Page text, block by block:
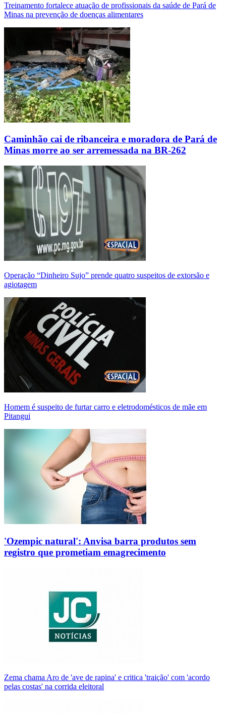
Treinamento fortalece atuação de profissionais da saúde de Pará de
Minas na prevenção de doenças alimentares
Caminhão cai de ribanceira e moradora de Pará de
Minas morre ao ser arremessada na BR-262
Operação “Dinheiro Sujo” prende quatro suspeitos de extorsão e
agiotagem
Homem é suspeito de furtar carro e eletrodomésticos de mãe em
Pitangui
'Ozempic natural': Anvisa barra produtos sem
registro que prometiam emagrecimento
Zema chama Aro de 'ave de rapina' e critica 'traição' com 'acordo
pelas costas' na corrida eleitoral